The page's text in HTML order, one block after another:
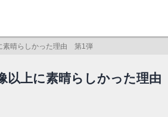
素晴らしかった理由 第1弾
以上に素晴らしかった理由